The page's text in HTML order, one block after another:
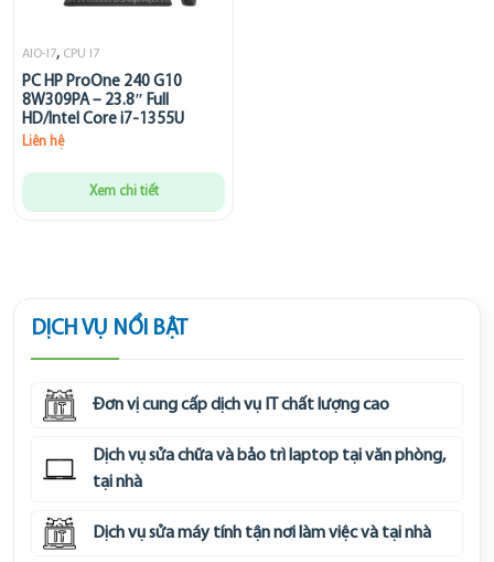
AIO-I7, CPU I7
PC HP ProOne 240 G10
8W309PA – 23.8″ Full
HD/Intel Core i7-1355U
Liên hệ
Xem chi tiết
DỊCH VỤ NỔI BẬT
Đơn vị cung cấp dịch vụ IT chất lượng cao
Dịch vụ sửa chữa và bảo trì laptop tại văn phòng,
tại nhà
Dịch vụ sửa máy tính tận nơi làm việc và tại nhà